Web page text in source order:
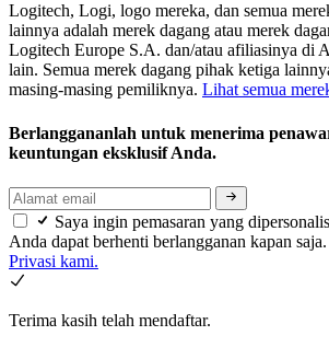
Logitech, Logi, logo mereka, dan semua
lainnya adalah merek dagang atau merek
Logitech Europe S.A. dan/atau afiliasinya di
lain. Semua merek dagang pihak ketiga
masing-masing pemiliknya. Lihat semua
Berlanggananlah untuk menerima
keuntungan eksklusif Anda.
Saya ingin pemasaran yang
Anda dapat berhenti berlangganan kapan
Privasi kami.
Terima kasih telah mendaftar.